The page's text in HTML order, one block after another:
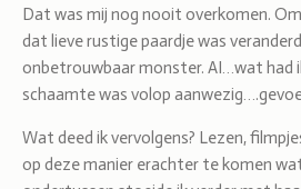
Dat was mij nog nooit overkomen.
dat lieve rustige paardje was
onbetrouwbaar monster. AI…wat had
schaamte was volop
Wat deed ik vervolgens? Lezen,
op deze manier erachter te komen